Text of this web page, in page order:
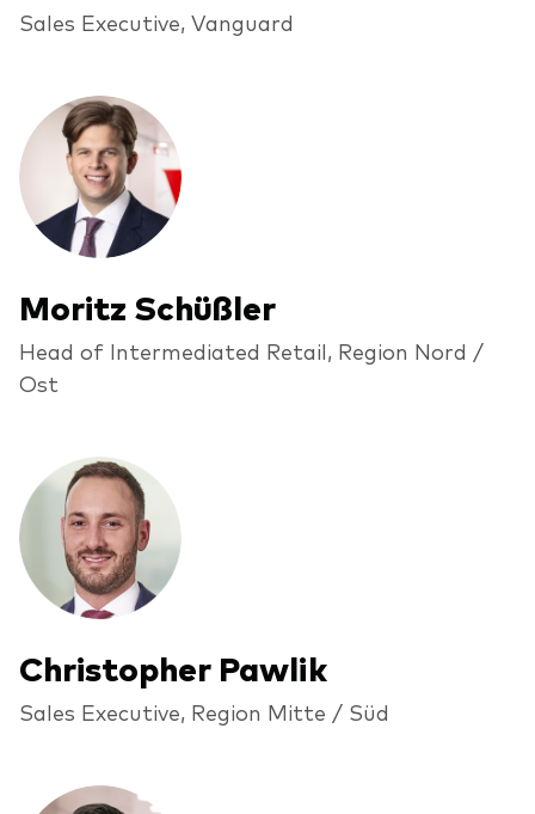
Sales Executive, Vanguard
Moritz Schüßler
Head of Intermediated Retail, Region Nord /
Ost
Christopher Pawlik
Sales Executive, Region Mitte / Süd